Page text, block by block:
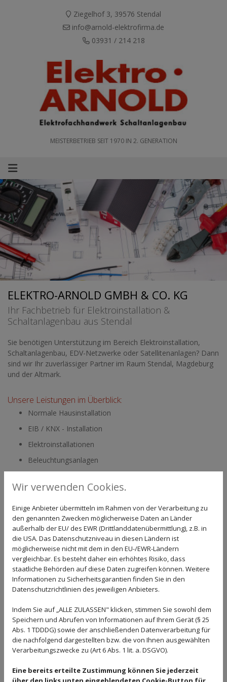
Ziegelhof 3, 39576 Stendal
info@arnold-elektrofirma.de
03931 / 214 218
MEISTERBETRIEB SEIT 1970 IN 2. GENERATION
ELEKTRO-ARNOLD GMBH & CO. KG
Ihr Fachbetrieb für Elektroinstallation &
Schaltanlagenbau aus Stendal
Sie benötigen Unterstützung im Bereich Elektroinstallation,
Schaltanlagenbau, EDV-Netzwerke oder Satellitenanlagen? Dann
sind wir Ihr zuverlässiger Partner im Raum Stendal, Magdeburg
und der Altmark.
Unsere Leistungen im Überblick:
Normale Hausinstallation
EIB / KNX - Installation
Elektroinstallationen
Beleuchtungsanlagen
EDV-Netzwerke
Satellitenanlagen
Aufstellung Baustromverteilungen
Überprüfung ortsfester und ortsveränderlicher elektrischer
Anlagen
E-Check
Datentechnik
Kunden mit unserer Leistung überzeugen. Aber überzeugen Sie
sich am besten selbst: Für ein individuelles Angebot stehen wir
Ihnen gerne telefonisch oder über unser
Kontaktformularzur
Verfügung.
Ihr Team der Elektro-Arnold GmbH & Co. KG in Stendal.
Wir verwenden Cookies.
Einige Anbieter übermitteln im Rahmen von der Verarbeitung zu
den genannten Zwecken möglicherweise Daten an Länder
außerhalb der EU/ des EWR (Drittlanddatenübermittlung), z.B. in
die USA. Das Datenschutzniveau in diesen Ländern ist
möglicherweise nicht mit dem in den EU-/EWR-Ländern
vergleichbar. Es besteht daher ein erhöhtes Risiko, dass
staatliche Behörden auf diese Daten zugreifen können. Weitere
Informationen zu Sicherheitsgarantien finden Sie in den
Datenschutzrichtlinien des jeweiligen Anbieters.
Indem Sie auf „ALLE ZULASSEN" klicken, stimmen Sie sowohl dem
Speichern und Abrufen von Informationen auf Ihrem Gerät (§ 25
Abs. 1 TDDDG) sowie der anschließenden Datenverarbeitung für
die nachfolgend dargestellten bzw. die von Ihnen ausgewählten
Verarbeitungszwecke zu (Art 6 Abs. 1 lit. a. DSGVO).
Eine bereits erteilte Zustimmung können Sie jederzeit